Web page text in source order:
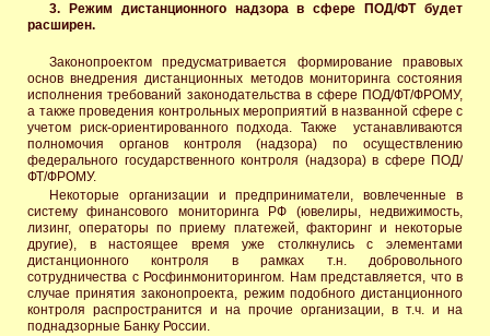
3. Режим дистанционного надзора в сфере ПОД/ФТ будет
расширен.
Законопроектом предусматривается формирование правовых
основ внедрения дистанционных методов мониторинга состояния
исполнения требований законодательства в сфере ПОД/ФТ/ФРОМУ,
а также проведения контрольных мероприятий в названной сфере с
учетом риск-ориентированного подхода. Также устанавливаются
полномочия органов контроля (надзора) по осуществлению
федерального государственного контроля (надзора) в сфере ПОД/
ФТ/ФРОМУ.
Некоторые организации и предприниматели, вовлеченные в
систему финансового мониторинга РФ (ювелиры, недвижимость,
лизинг, операторы по приему платежей, факторинг и некоторые
другие), в настоящее время уже столкнулись с элементами
дистанционного контроля в рамках т.н. добровольного
сотрудничества с Росфинмониторингом. Нам представляется, что в
случае принятия законопроекта, режим подобного дистанционного
контроля распространится и на прочие организации, в т.ч. и на
поднадзорные Банку России.